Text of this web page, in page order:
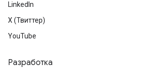
LinkedIn
X (Твиттер)
YouTube
Разработка